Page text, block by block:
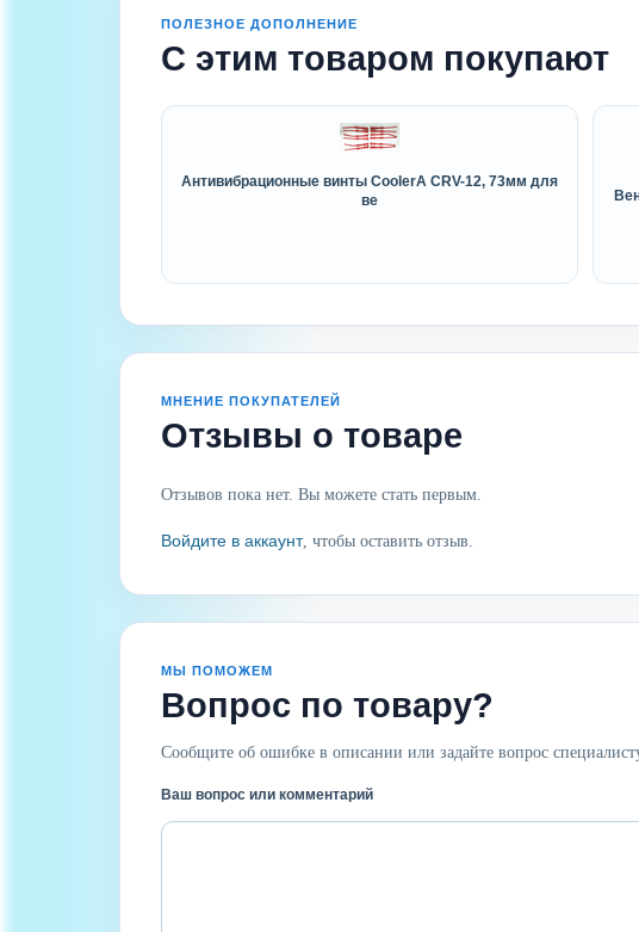
ПОЛЕЗНОЕ ДОПОЛНЕНИЕ
С этим товаром покупают
Антивибрационные винты CoolerA CRV-12, 73мм для
ве
МНЕНИЕ ПОКУПАТЕЛЕЙ
Отзывы о товаре
Отзывов пока нет. Вы можете стать первым.
Войдите в аккаунт, чтобы оставить отзыв.
МЫ ПОМОЖЕМ
Вопрос по товару?
Сообщите об ошибке в описании или задайте вопрос
Ваш вопрос или комментарий